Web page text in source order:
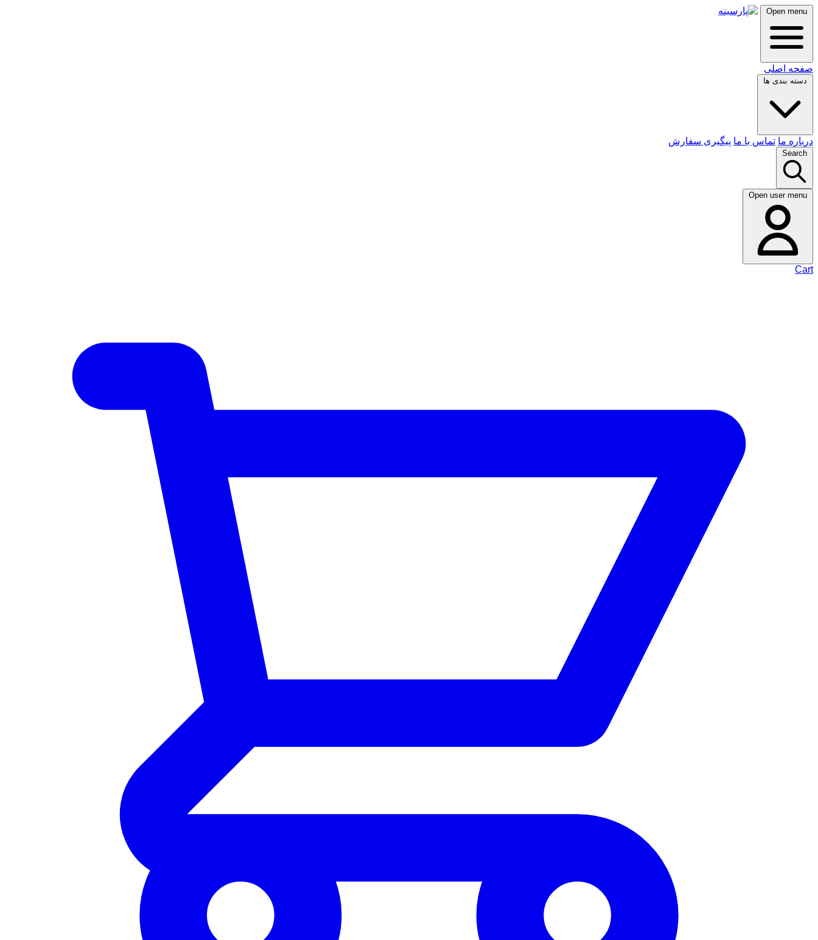
Open menu
صفحه اصلی
دسته بندی ها
درباره ما تماس با ما پیگیری سفارش
Search
Open user menu
Cart